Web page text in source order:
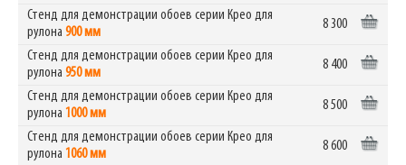
Стенд для демонстрации обоев серии Крео для
рулона 900 мм
8 300
Стенд для демонстрации обоев серии Крео для
рулона 950 мм
8 400
Стенд для демонстрации обоев серии Крео для
рулона 1000 мм
8 500
Стенд для демонстрации обоев серии Крео для
рулона 1060 мм
8 600